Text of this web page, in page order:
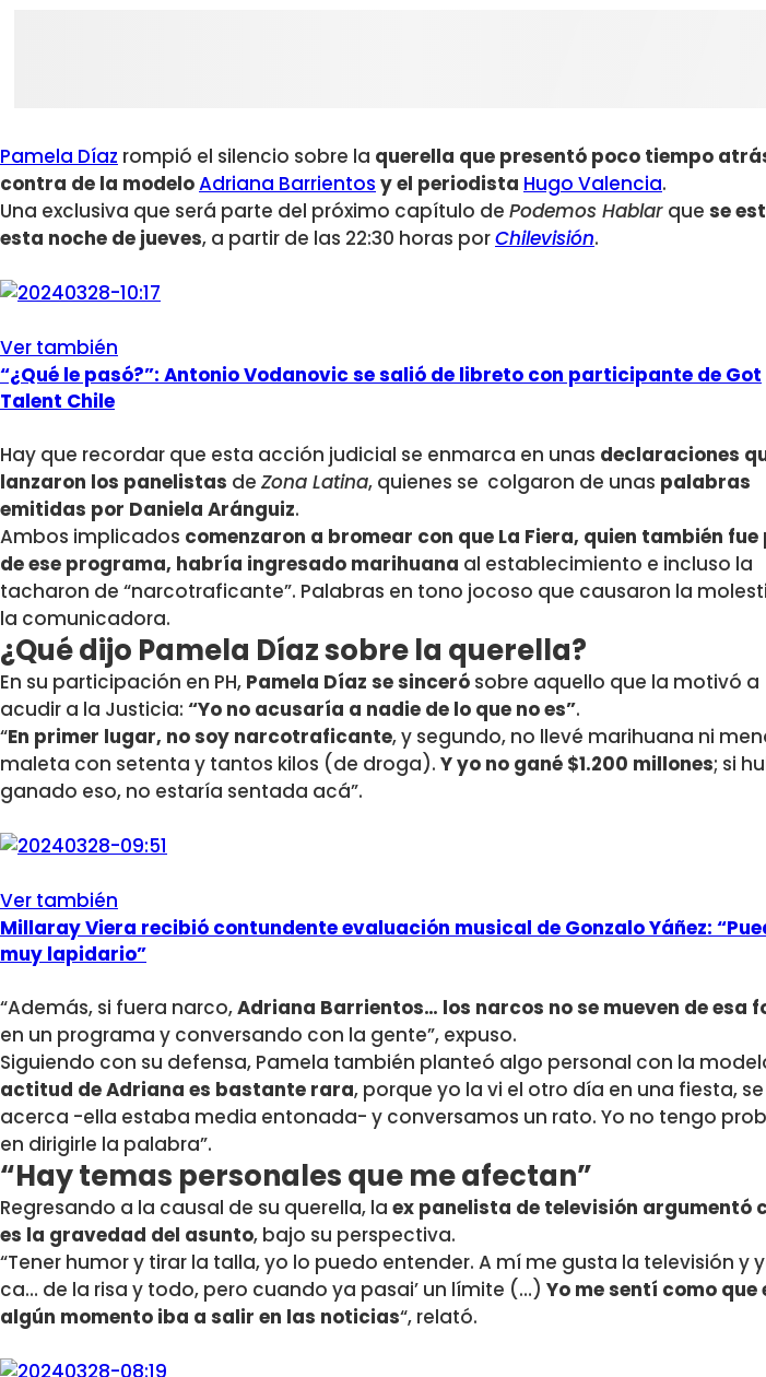
Pamela Díaz rompió el silencio sobre la querella que presentó poco tiempo
contra de la modeloAdriana Barrientos y el periodista Hugo Valencia.
Una exclusiva que será parte del próximo capítulo de Podemos Hablar que se
esta noche de jueves, a partir de las 22:30 horas porChilevisión.
Ver también
“¿Qué le pasó?”: Antonio Vodanovic se salió de libreto con participante de Got
Talent Chile
Hay que recordar que esta acción judicial se enmarca en unas declaraciones
lanzaron los panelistas de Zona Latina, quienes se colgaron de unas palabras
emitidas por Daniela Aránguiz.
Ambos implicados comenzaron a bromear con que La Fiera, quien también
de ese programa, habría ingresado marihuana al establecimiento e incluso la
tacharon de “narcotraficante”. Palabras en tono jocoso que causaron la
la comunicadora.
¿Qué dijo Pamela Díaz sobre la querella?
En su participación en PH, Pamela Díaz se sinceró sobre aquello que la motivó a
acudir a la Justicia: “Yo no acusaría a nadie de lo que no es”.
“En primer lugar, no soy narcotraficante, y segundo, no llevé marihuana ni
maleta con setenta y tantos kilos (de droga). Y yo no gané $1.200 millones; si
ganado eso, no estaría sentada acá”.
Ver también
Millaray Viera recibió contundente evaluación musical de Gonzalo Yáñez:
muy lapidario”
“Además, si fuera narco,Adriana Barrientos… los narcos no se mueven de esa
en un programa y conversando con la gente”, expuso.
Siguiendo con su defensa, Pamela también planteó algo personal con la
actitud de Adriana es bastante rara, porque yo la vi el otro día en una fiesta,
acerca -ella estaba media entonada- y conversamos un rato. Yo no tengo
en dirigirle la palabra”.
“Hay temas personales que me afectan”
Regresando a la causal de su querella, la ex panelista de televisión argumentó
es la gravedad del asunto, bajo su perspectiva.
“Tener humor y tirar la talla, yo lo puedo entender. A mí me gusta la televisión y
ca… de la risa y todo, pero cuando ya pasai’ un límite (…) Yo me sentí como que
algún momento iba a salir en las noticias“, relató.